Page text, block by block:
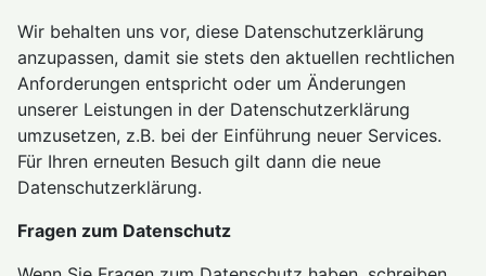
Wir behalten uns vor, diese Datenschutzerklärung
anzupassen, damit sie stets den aktuellen rechtlichen
Anforderungen entspricht oder um Änderungen
unserer Leistungen in der Datenschutzerklärung
umzusetzen, z.B. bei der Einführung neuer Services.
Für Ihren erneuten Besuch gilt dann die neue
Datenschutzerklärung.
Fragen zum Datenschutz